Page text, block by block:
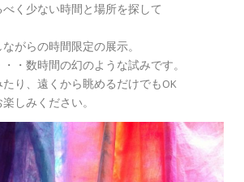
く少ない時間と場所を探して
がらの時間限定の展示。
・数時間の幻のような試みです。
り、遠くから眺めるだけでもOK
しみください。